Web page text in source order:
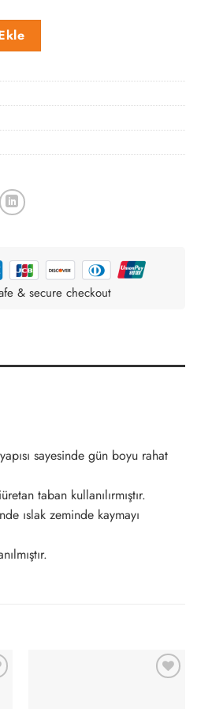
Terlik adet
& secure checkout
sayesinde gün boyu rahat
taban kullanılırmıştır.
ıslak zeminde kaymayı